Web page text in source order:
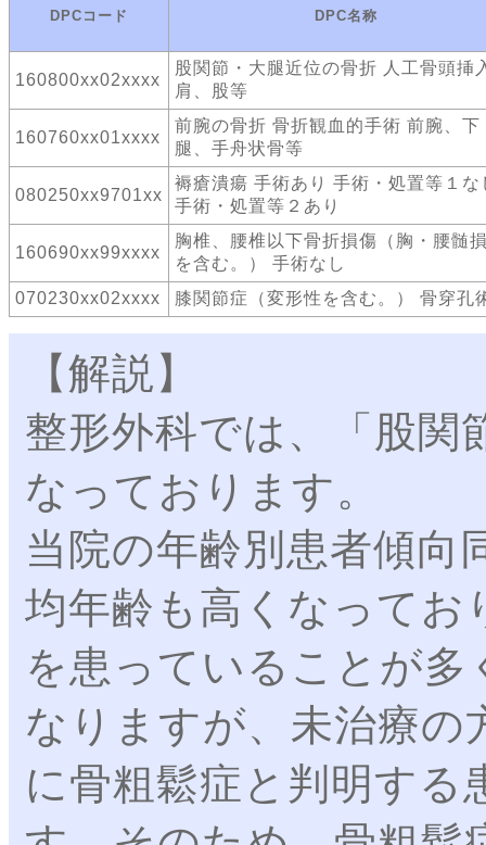
DPCコード DPC名称
160800xx02xxxx
股関節・大腿近位の骨折 人工骨頭挿
肩、股等
160760xx01xxxx
前腕の骨折 骨折観血的手術 前腕、下
腿、手舟状骨等
080250xx9701xx
褥瘡潰瘍 手術あり 手術・処置等１な
手術・処置等２あり
160690xx99xxxx
胸椎、腰椎以下骨折損傷（胸・腰髄
を含む。） 手術なし
070230xx02xxxx
膝関節症（変形性を含む。） 骨穿孔
【解説】
整形外科では、「股関
なっております。
当院の年齢別患者傾向
均年齢も高くなってお
を患っていることが
なりますが、未治療の
に骨粗鬆症と判明す